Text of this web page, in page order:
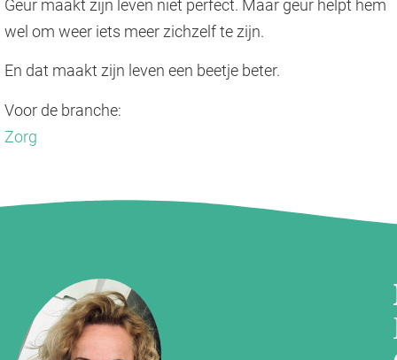
Geur maakt zijn leven niet perfect. Maar geur helpt hem
wel om weer iets meer zichzelf te zijn.
En dat maakt zijn leven een beetje beter.
Voor de branche:
Zorg